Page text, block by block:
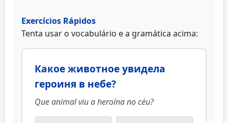
Exercícios Rápidos
Tenta usar o vocabulário e a gramática acima:
Какое животное увидела
героиня в небе?
Que animal viu a heroína no céu?